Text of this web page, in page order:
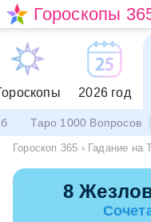
Гороскопы
2026 год
Таро 1000 Вопросов
Гороскоп 365 › Гадание на
8